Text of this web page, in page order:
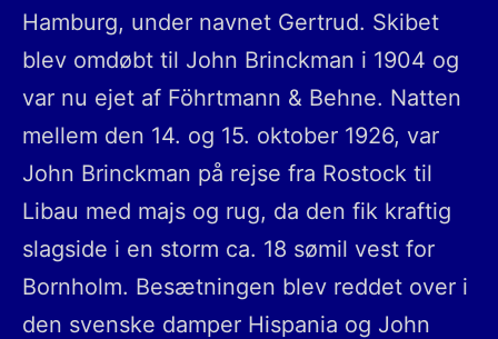
Hamburg, under navnet Gertrud. Skibet
blev omdøbt til John Brinckman i 1904 og
var nu ejet af Föhrtmann & Behne. Natten
mellem den 14. og 15. oktober 1926, var
John Brinckman på rejse fra Rostock til
Libau med majs og rug, da den fik kraftig
slagside i en storm ca. 18 sømil vest for
Bornholm. Besætningen blev reddet over i
den svenske damper Hispania og John